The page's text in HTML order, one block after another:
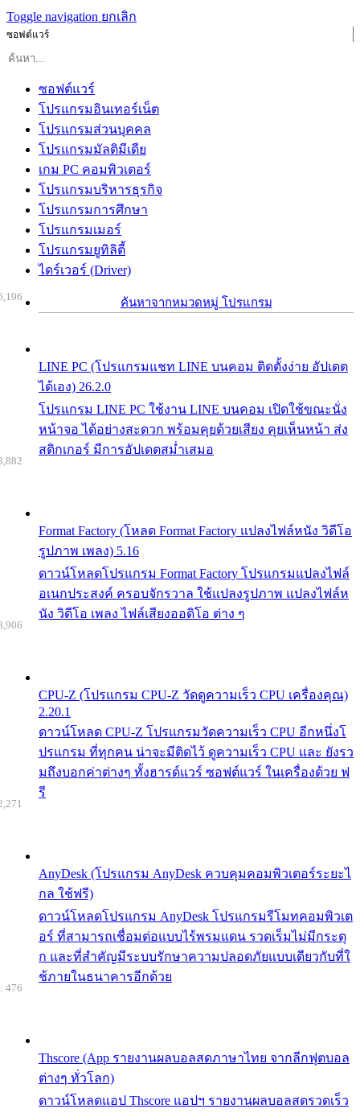
Toggle navigation ยกเลิก
ซอฟต์แวร์
ซอฟต์แวร์
โปรแกรมอินเทอร์เน็ต
โปรแกรมส่วนบุคคล
โปรแกรมมัลติมีเดีย
เกม PC คอมพิวเตอร์
โปรแกรมบริหารธุรกิจ
โปรแกรมการศึกษา
โปรแกรมเมอร์
โปรแกรมยูทิลิตี้
ไดร์เวอร์ (Driver)
ค้นหาจากหมวดหมู่ โปรแกรม
LINE PC (โปรแกรมแชท LINE บนคอม ติดตั้งง่าย อัปเดต
ได้เอง) 26.2.0
โปรแกรม LINE PC ใช้งาน LINE บนคอม เปิดใช้ขณะนั่ง
หน้าจอ ได้อย่างสะดวก พร้อมคุยด้วยเสียง คุยเห็นหน้า ส่ง
สติกเกอร์ มีการอัปเดตสม่ำเสมอ
Format Factory (โหลด Format Factory แปลงไฟล์หนัง วิดีโอ
รูปภาพ เพลง) 5.16
ดาวน์โหลดโปรแกรม Format Factory โปรแกรมแปลงไฟล์
อเนกประสงค์ ครอบจักรวาล ใช้แปลงรูปภาพ แปลงไฟล์ห
นัง วิดีโอ เพลง ไฟล์เสียงออดิโอ ต่าง ๆ
CPU-Z (โปรแกรม CPU-Z วัดดูความเร็ว CPU เครื่องคุณ)
2.20.1
ดาวน์โหลด CPU-Z โปรแกรมวัดความเร็ว CPU อีกหนึ่งโ
ปรแกรม ที่ทุกคน น่าจะมีติดไว้ ดูความเร็ว CPU และ ยังรว
มถึงบอกค่าต่างๆ ทั้งฮารด์แวร์ ซอฟต์แวร์ ในเครื่องด้วย ฟ
รี
AnyDesk (โปรแกรม AnyDesk ควบคุมคอมพิวเตอร์ระยะไ
กล ใช้ฟรี)
ดาวน์โหลดโปรแกรม AnyDesk โปรแกรมรีโมทคอมพิวเต
อร์ ที่สามารถเชื่อมต่อแบบไร้พรมแดน รวดเร็มไม่มีกระตุ
ก และที่สำคัญมีระบบรักษาความปลอดภัยแบบเดียวกับที่ใ
ช้ภายในธนาคารอีกด้วย
Thscore (App รายงานผลบอลสดภาษาไทย จากลีกฟุตบอล
ต่างๆ ทั่วโลก)
ดาวน์โหลดแอป Thscore แอปฯ รายงานผลบอลสดรวดเร็ว
476